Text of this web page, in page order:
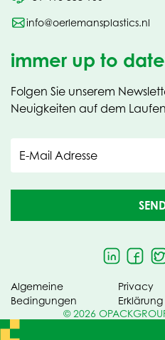
info@oerlemansplastics.nl
immer up to
Folgen Sie unserem
Neuigkeiten auf dem
E-Mail Adresse
© 2026
Algemeine
Bedingungen
Privacy
Erklärung